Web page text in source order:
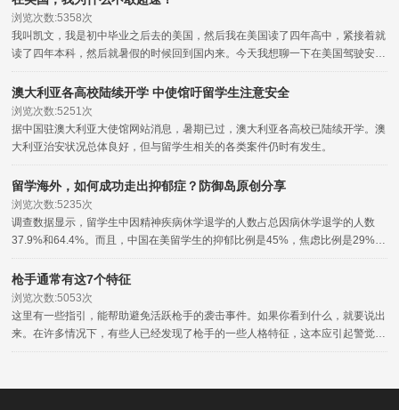
浏览次数:5358次
我叫凯文，我是初中毕业之后去的美国，然后我在美国读了四年高中，紧接着就
读了四年本科，然后就暑假的时候回到国内来。今天我想聊一下在美国驾驶安全
的问题。
澳大利亚各高校陆续开学 中使馆吁留学生注意安全
浏览次数:5251次
据中国驻澳大利亚大使馆网站消息，暑期已过，澳大利亚各高校已陆续开学。澳
大利亚治安状况总体良好，但与留学生相关的各类案件仍时有发生。
留学海外，如何成功走出抑郁症？防御岛原创分享
浏览次数:5235次
调查数据显示，留学生中因精神疾病休学退学的人数占总因病休学退学的人数
37.9%和64.4%。而且，中国在美留学生的抑郁比例是45%，焦虑比例是29%。
还有一些其他的心理疾病，比如说妄想症失眠症等。
枪手通常有这7个特征
浏览次数:5053次
这里有一些指引，能帮助避免活跃枪手的袭击事件。如果你看到什么，就要说出
来。在许多情况下，有些人已经发现了枪手的一些人格特征，这本应引起警觉，
但没有向相关的权威部门报告。